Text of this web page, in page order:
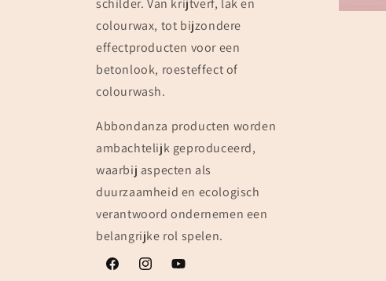
schilder. Van krijtverf, lak en
colourwax, tot bijzondere
effectproducten voor een
betonlook, roesteffect of
colourwash.
Abbondanza producten worden
ambachtelijk geproduceerd,
waarbij aspecten als
duurzaamheid en ecologisch
verantwoord ondernemen een
belangrijke rol spelen.
FacebookInstagramYouTube